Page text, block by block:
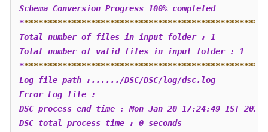
资
源
支
域
系
统
Schema Conversion Progress 100% completed
***************************************************
Total number of files in input folder : 1
Total number of valid files in input folder : 1
***************************************************
Log file path :....../DSC/DSC/log/dsc.log
Error Log file :
DSC process end time : Mon Jan 20 17:24:49 IST
DSC total process time : 0 seconds